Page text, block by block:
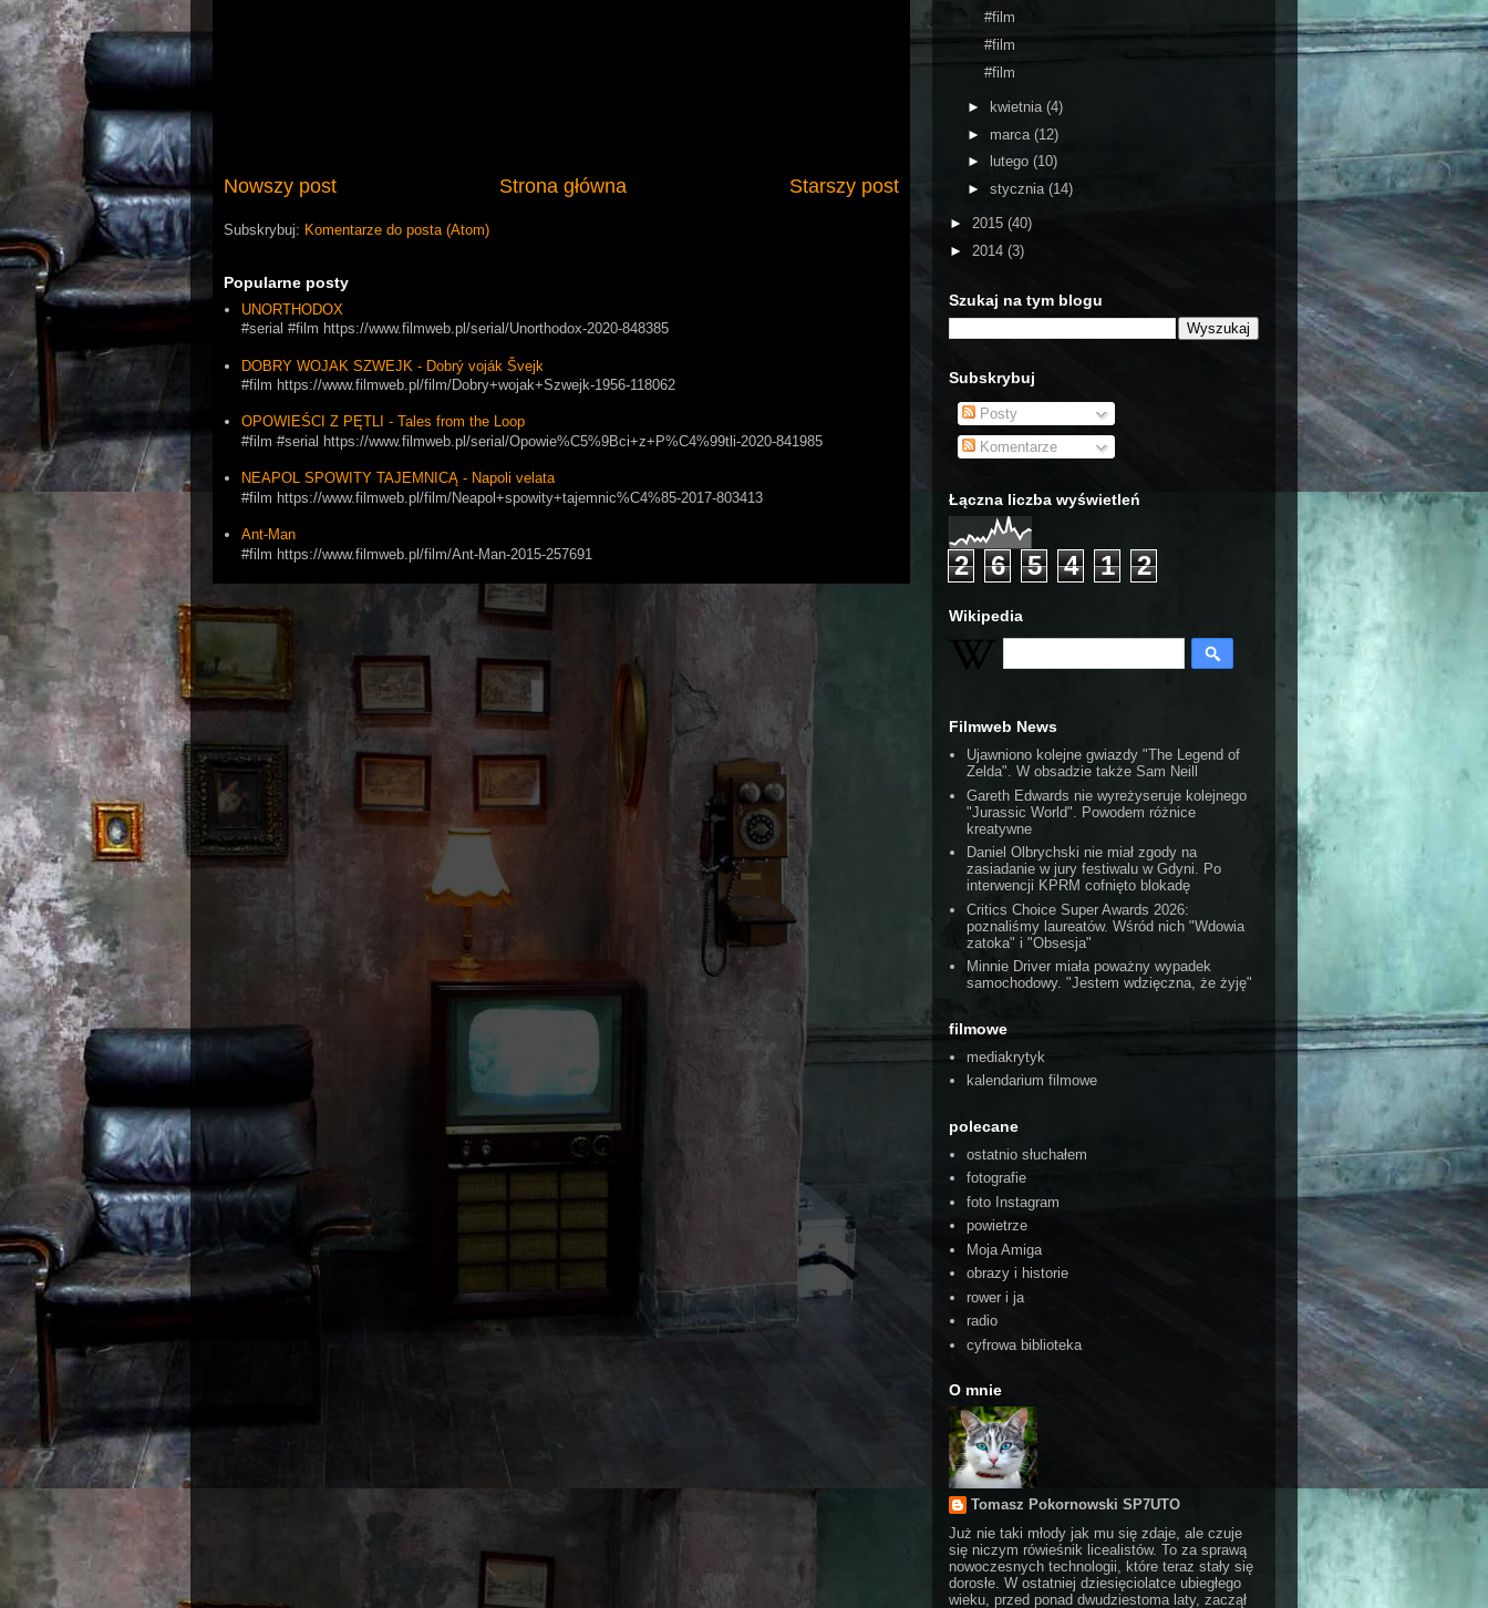
Nowszy post Starszy post
Strona główna
Subskrybuj: Komentarze do posta (Atom)
Popularne posty
UNORTHODOX
#serial #film https://www.filmweb.pl/serial/Unorthodox-2020-848385
DOBRY WOJAK SZWEJK - Dobrý voják Švejk
#film https://www.filmweb.pl/film/Dobry+wojak+Szwejk-1956-118062
OPOWIEŚCI Z PĘTLI - Tales from the Loop
#film #serial https://www.filmweb.pl/serial/Opowie%C5%9Bci+z+P%C4%99tli-2020-841985
NEAPOL SPOWITY TAJEMNICĄ - Napoli velata
#film https://www.filmweb.pl/film/Neapol+spowity+tajemnic%C4%85-2017-803413
Ant-Man
#film https://www.filmweb.pl/film/Ant-Man-2015-257691
#film
#film
#film
► kwietnia (4)
► marca (12)
►
lutego (10)
► stycznia (14)
► 2015 (40)
► 2014 (3)
Szukaj na tym blogu
Subskrybuj
Posty
Komentarze
Łączna liczba wyświetleń
2 6 5 4 1 2
Wikipedia
Filmweb News
Ujawniono kolejne gwiazdy "The Legend of
Zelda". W obsadzie także Sam Neill
Gareth Edwards nie wyreżyseruje kolejnego
"Jurassic World". Powodem różnice
kreatywne
Daniel Olbrychski nie miał zgody na
zasiadanie w jury festiwalu w Gdyni. Po
interwencji KPRM cofnięto blokadę
Critics Choice Super Awards 2026:
poznaliśmy laureatów. Wśród nich "Wdowia
zatoka" i "Obsesja"
Minnie Driver miała poważny wypadek
samochodowy. "Jestem wdzięczna, że żyję"
filmowe
mediakrytyk
kalendarium filmowe
polecane
ostatnio słuchałem
fotografie
foto Instagram
powietrze
Moja Amiga
obrazy i historie
rower i ja
radio
cyfrowa biblioteka
O mnie
Tomasz Pokornowski SP7UTO
Już nie taki młody jak mu się zdaje, ale czuje
się niczym rówieśnik licealistów. To za sprawą
nowoczesnych technologii, które teraz stały się
dorosłe. W ostatniej dziesięciolatce ubiegłego
wieku, przed ponad dwudziestoma laty, zaczął